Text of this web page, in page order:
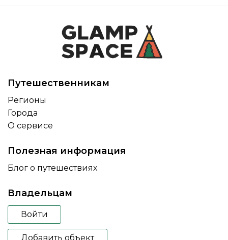
Путешественникам
Регионы
Города
О сервисе
Полезная информация
Блог о путешествиях
Владельцам
Войти
Добавить объект